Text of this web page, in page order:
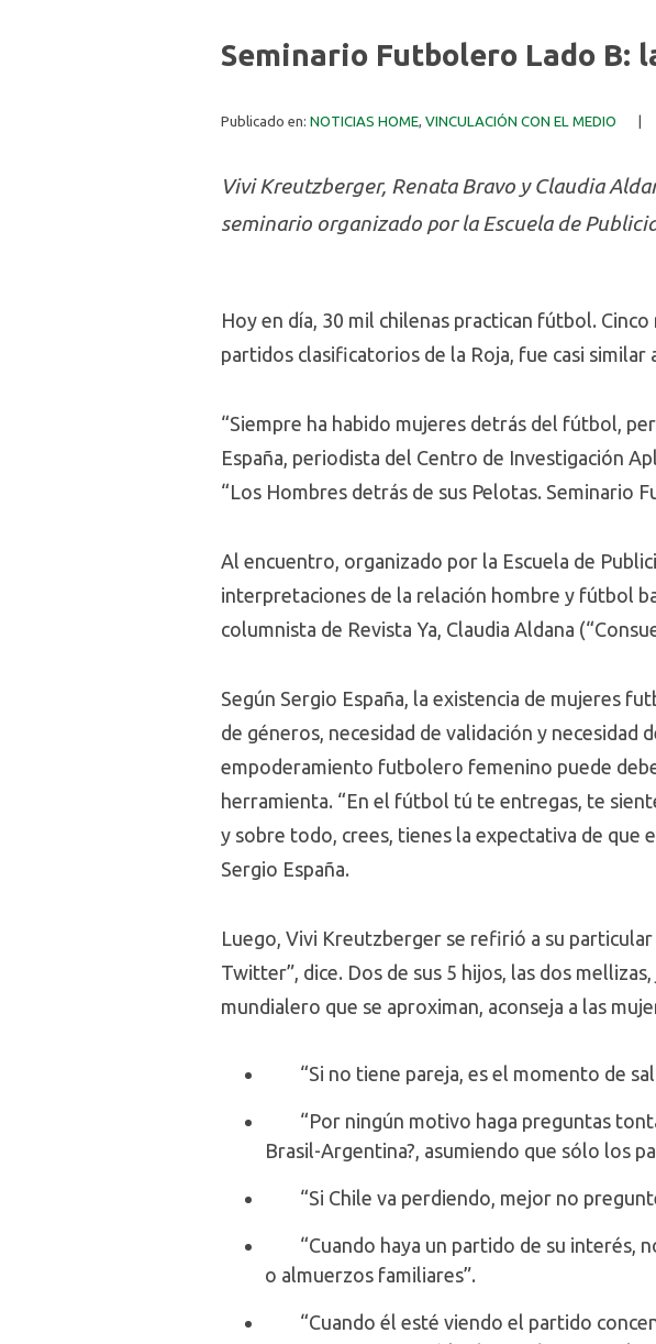
Seminario Futbolero Lado B:
Publicado en: NOTICIAS HOME, VINCULACIÓN CON EL MEDIO
Vivi Kreutzberger, Renata Bravo y Claudia
seminario organizado por la Escuela de
Hoy en día, 30 mil chilenas practican fútbol.
partidos clasificatorios de la Roja, fue casi similar
“Siempre ha habido mujeres detrás del fútbol,
España, periodista del Centro de Investigación
“Los Hombres detrás de sus Pelotas. Seminario
Al encuentro, organizado por la Escuela de
interpretaciones de la relación hombre y fútbol
columnista de Revista Ya, Claudia Aldana
Según Sergio España, la existencia de mujeres
de géneros, necesidad de validación y
empoderamiento futbolero femenino puede
herramienta. “En el fútbol tú te entregas, te
y sobre todo, crees, tienes la expectativa de que
Sergio España.
Luego, Vivi Kreutzberger se refirió a su
Twitter”, dice. Dos de sus 5 hijos, las dos
mundialero que se aproximan, aconseja a las
“Si no tiene pareja, es el momento de
“Por ningún motivo haga preguntas
Brasil-Argentina?, asumiendo que sólo los
“Si Chile va perdiendo, mejor no
“Cuando haya un partido de su interés,
o almuerzos familiares”.
“Cuando él esté viendo el partido